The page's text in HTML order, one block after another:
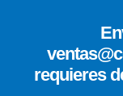
requieres